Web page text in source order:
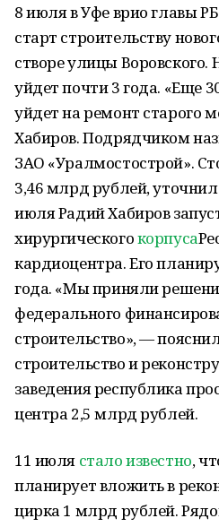
8 июля в Уфе врио главы
старт строительству
створе улицы Воровского.
уйдет почти 3 года. «Еще
уйдет на ремонт старого
Хабиров. Подрядчиком
ЗАО «Уралмостострой».
3,46 млрд рублей, уточнил
июля Радий Хабиров
хирургическогокорпуса
кардиоцентра. Его
года. «Мы приняли
федерального
строительство», —
строительство и
заведения республика
центра 2,5 млрд рублей.
11 июля стало известно,
планирует вложить в
цирка 1 млрд рублей.